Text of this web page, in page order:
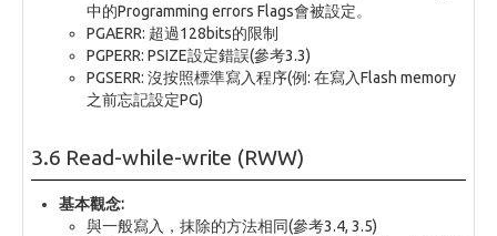
中的Programming errors Flags會被設定。
PGAERR: 超過128bits的限制
PGPERR: PSIZE設定錯誤(參考3.3)
PGSERR: 沒按照標準寫入程序(例: 在寫入Flash memory
之前忘記設定PG)
3.6 Read-while-write (RWW)
基本觀念:
與一般寫入，抹除的方法相同(參考3.4, 3.5)